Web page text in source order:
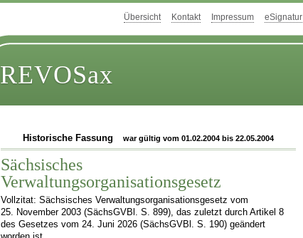
Übersicht Kontakt Impressum eSignatur
REVOSax
Historische Fassung war gültig vom 01.02.2004 bis 22.05.2004
Sächsisches
Verwaltungsorganisationsgesetz
Vollzitat: Sächsisches Verwaltungsorganisationsgesetz vom
25. November 2003 (SächsGVBl. S. 899), das zuletzt durch Artikel 8
des Gesetzes vom 24. Juni 2026 (SächsGVBl. S. 190) geändert